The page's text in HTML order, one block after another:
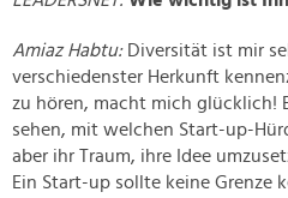
Amiaz Habtu:Diversität ist mir
verschiedenster Herkunft
zu hören, macht mich glücklich!
sehen, mit welchen Start-up-
aber ihr Traum, ihre Idee
Ein Start-up sollte keine Grenze